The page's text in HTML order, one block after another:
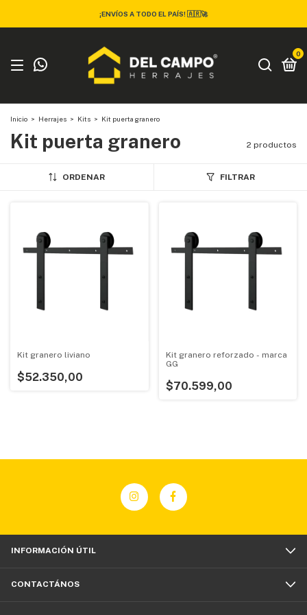
¡ENVÍOS A TODO EL PAÍS! 🇦🇷🚀
0
Inicio > Herrajes > Kits > Kit puerta granero
Kit puerta granero 2 productos
ORDENAR FILTRAR
Kit granero liviano
$52.350,00
Kit granero reforzado - marca
GG
$70.599,00
INFORMACIÓN ÚTIL
CONTACTÁNOS